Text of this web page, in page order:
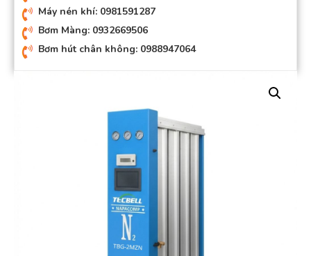
Máy nén khí: 0981591287
Bơm Màng: 0932669506
Bơm hút chân không: 0988947064